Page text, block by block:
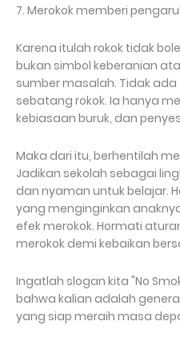
7. Merokok memberi
Karena itulah rokok tidak
bukan simbol keberanian
sumber masalah. Tidak
sebatang rokok. Ia hanya
kebiasaan buruk, dan
Maka dari itu, berhentilah
Jadikan sekolah sebagai
dan nyaman untuk belajar.
yang menginginkan
efek merokok. Hormati
merokok demi kebaikan
Ingatlah slogan kita "No
bahwa kalian adalah
yang siap meraih masa